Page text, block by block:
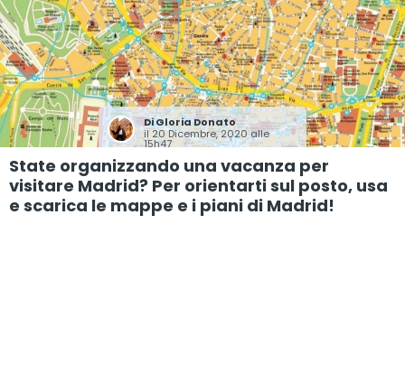
DiGloria Donato
il 20 Dicembre, 2020 alle
15h47
State organizzando una vacanza per
visitare Madrid? Per orientarti sul posto, usa
e scarica le mappe e i piani di Madrid!